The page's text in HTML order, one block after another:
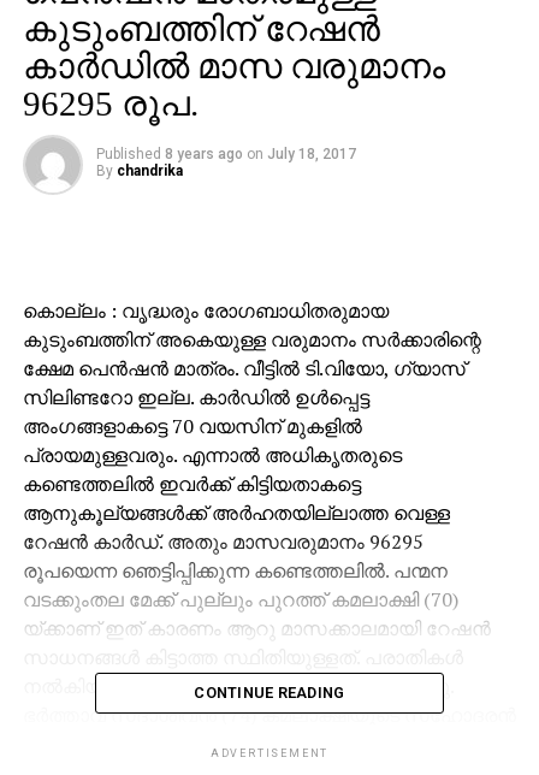
കുടുംബത്തിന് റേഷന്‍
കാര്‍ഡില്‍ മാസ വരുമാനം
96295 രൂപ.
Published 8 years ago on July 18, 2017
By chandrika
കൊല്ലം : വൃദ്ധരും രോഗബാധിതരുമായ
കുടുംബത്തിന് അകെയുള്ള വരുമാനം സര്‍ക്കാരിന്റെ
ക്ഷേമ പെന്‍ഷന്‍ മാത്രം. വീട്ടില്‍ ടി.വിയോ, ഗ്യാസ്
സിലിണ്ടറോ ഇല്ല. കാര്‍ഡില്‍ ഉള്‍പ്പെട്ട
അംഗങ്ങളാകട്ടെ 70 വയസിന് മുകളില്‍
പ്രായമുള്ളവരും. എന്നാല്‍ അധികൃതരുടെ
കണ്ടെത്തലില്‍ ഇവര്‍ക്ക് കിട്ടിയതാകട്ടെ
ആനുകൂല്യങ്ങള്‍ക്ക് അര്‍ഹതയില്ലാത്ത വെള്ള
റേഷന്‍ കാര്‍ഡ്. അതും മാസവരുമാനം 96295
രൂപയെന്ന ഞെട്ടിപ്പിക്കുന്ന കണ്ടെത്തലില്‍. പന്മന
വടക്കുംതല മേക്ക് പുല്ലും പുറത്ത് കമലാക്ഷി (70)
യ്ക്കാണ് ഇത് കാരണം ആറു മാസക്കാലമായി റേഷന്‍
നല്‍കിയിട്ടും പരിഹാരമില്ലെന്ന് ഇവര്‍ പറയുന്നു.
ഭര്‍ത്താവ് സദാശിവന്‍ (74) കമലാക്ഷിയുടെ സഹോദരന്‍
സദാനന്ദന്‍ (76) എന്നിവരാണ് കാര്‍ഡിലെ മറ്റംഗങ്ങള്‍.
CONTINUE READING
ADVERTISEMENT